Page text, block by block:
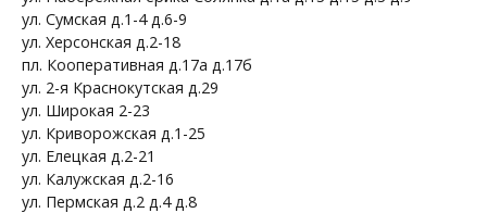
ул. Сумская д.1-4 д.6-9
ул. Херсонская д.2-18
пл. Кооперативная д.17а д.17б
ул. 2-я Краснокутская д.29
ул. Широкая 2-23
ул. Криворожская д.1-25
ул. Елецкая д.2-21
ул. Калужская д.2-16
ул. Пермская д.2 д.4 д.8